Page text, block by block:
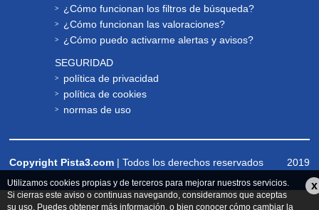
Utilizamos cookies propias y de terceros para mejorar nuestros servicios.
Si cierras este aviso o continuas navegando, consideramos que aceptas
su uso. Puedes obtener más información, o bien conocer cómo cambiar la
x
¿Cómo funcionan los filtros de búsqueda?
¿Cómo funcionan las valoraciones?
¿Cómo puedo activarme alertas y avisos?
SEGURIDAD
política de privacidad
política de cookies
normas de uso
Copyright Pista3.com | Todos los derechos reservados 2019